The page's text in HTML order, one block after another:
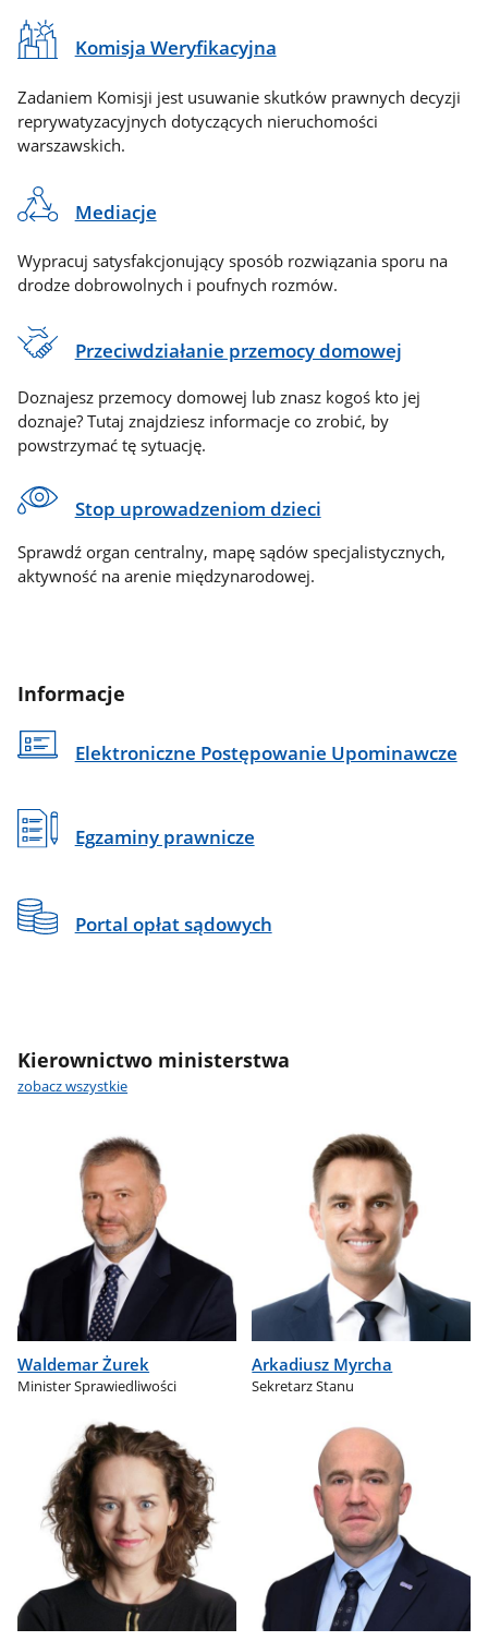
Komisja Weryfikacyjna
Zadaniem Komisji jest usuwanie skutków prawnych decyzji
reprywatyzacyjnych dotyczących nieruchomości
warszawskich.
Mediacje
Wypracuj satysfakcjonujący sposób rozwiązania sporu na
drodze dobrowolnych i poufnych rozmów.
Przeciwdziałanie przemocy domowej
Doznajesz przemocy domowej lub znasz kogoś kto jej
doznaje? Tutaj znajdziesz informacje co zrobić, by
powstrzymać tę sytuację.
Stop uprowadzeniom dzieci
Sprawdź organ centralny, mapę sądów specjalistycznych,
aktywność na arenie międzynarodowej.
Informacje
Elektroniczne Postępowanie Upominawcze
Egzaminy prawnicze
Portal opłat sądowych
Kierownictwo ministerstwa
zobacz wszystkie
Waldemar Żurek
Minister Sprawiedliwości
Arkadiusz Myrcha
Sekretarz Stanu